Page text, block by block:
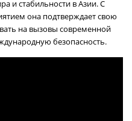
и стабильности в Азии. С
она подтверждает свою
на вызовы современной
безопасность.